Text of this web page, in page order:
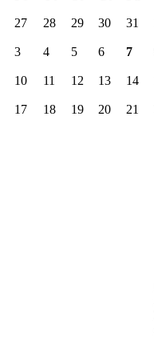
27 28 29 30 31
3 4 5 6 7
10 11 12 13 14
17 18 19 20 21